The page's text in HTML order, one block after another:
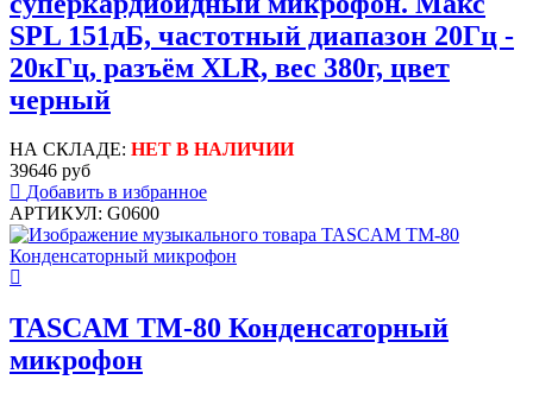
SPL 151дБ, частотный диапазон 20Гц -
20кГц, разъём XLR, вес 380г, цвет
черный
НА СКЛАДЕ: НЕТ В НАЛИЧИИ
39646 руб
Добавить в избранное
АРТИКУЛ: G0600
TASCAM TM-80 Конденсаторный
микрофон